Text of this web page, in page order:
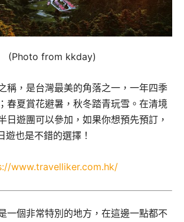
(Photo from kkday)
稱，是台灣最美的角落之一，一年四季
春夏賞花避暑，秋冬踏青玩雪。在清境
日遊團可以參加，如果你想預先預訂，
也是不錯的選擇！
www.travelliker.com.hk/
一個非常特別的地方，在這邊一點都不